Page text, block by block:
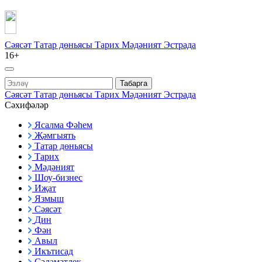
Сәясәт Татар дөньясы Тарих Мәдәният Эстрада
16+
Табарга
Сәясәт Татар дөньясы Тарих Мәдәният Эстрада
Сәхифәләр
Ясалма Фәһем
Җәмгыять
Татар дөньясы
Тарих
Мәдәният
Шоу-бизнес
Иҗат
Язмыш
Сәясәт
Дин
Фән
Авыл
Икътисад